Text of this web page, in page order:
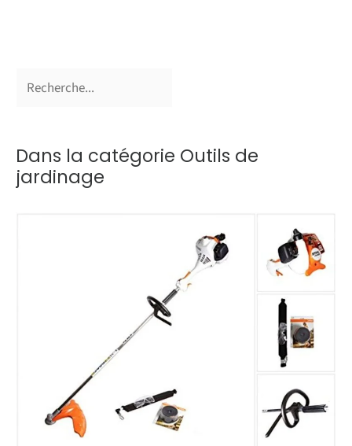
Dans la catégorie Outils de
jardinage